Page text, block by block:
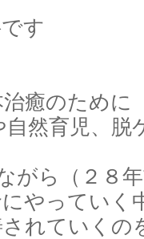
す
癒のために
然育児、脱
ら（２８年
やっていく
れていくの